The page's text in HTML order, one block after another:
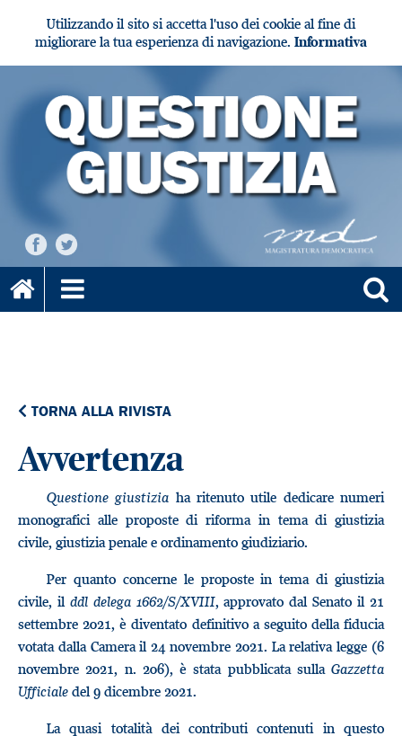
Utilizzando il sito si accetta l'uso dei cookie al fine di
migliorare la tua esperienza di navigazione. Informativa
TORNA ALLA RIVISTA
Avvertenza
Questione giustizia ha ritenuto utile dedicare numeri
monografici alle proposte di riforma in tema di giustizia
civile, giustizia penale e ordinamento giudiziario.
Per quanto concerne le proposte in tema di giustizia
civile, il ddl delega 1662/S/XVIII, approvato dal Senato il 21
settembre 2021, è diventato definitivo a seguito della fiducia
votata dalla Camera il 24 novembre 2021. La relativa legge (6
novembre 2021, n. 206), è stata pubblicata sulla Gazzetta
Ufficiale del 9 dicembre 2021.
La quasi totalità dei contributi contenuti in questo